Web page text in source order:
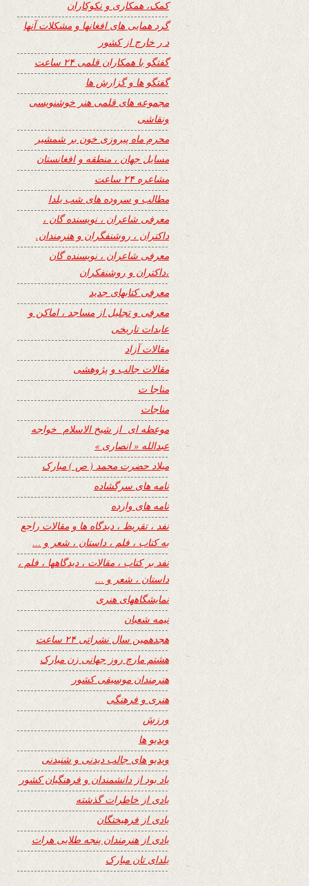
کمک، همکاری و نکوکاران
گرد همایی های افغانها و مشکلات آنها
د ر خارج از کشور
گفتگو با همکاران قلمی ۲۴ ساعت
گفتگو ها و گزارش ها
مجموعه های قلمی هنر خوشنویسی
ونقاشی
محرم ماه پیروزی خون بر شمشیر
مسایل جهان ، منطقه و افغانستان
مشاعره ۲۴ ساعت
مطالب و سروده های شب یلدا
معرفی شاعران ، نویسنده گان ،
داکتران ، روشنفگران و هنرمندان.
معرفی شاعران ، نویسنده گان
،داکتران و روشنفکران
معرفی کتابهای جدید
معرفی و تجلیل از مساجد ، اماکن و
عابدات تاریخی
مقالات آزاد
مقالات جالب و پژوهشی
مناجا ت
مناجات
موعظه ای از شیخ الاسلام خواجه
عبدالله « انصاری »
میلاد حضرت محمد ( ص ) مبارک
نامه های سرگشاده
نامه های وارده
نفد ، تقریظ ، دیدگاه ها و مقالات راجع
به کتاب ، فلم ، داستان ، شعر و …
نفد بر کتاب ، مقالات ، دیدگاهها ، فلم ،
داستان ، شعر و …
نمایشگاههای هنری
نیمه شعبان
هجدهمین سال نشراتی ۲۴ ساعت
هشتم مارچ روز جهانی زن مبارک
هنرمندان موسیقی کشور
هنری و فرهنگی
ورزش
ویدیو ها
ویدیو های جالب دیدنی و شنیدنی
یاد بود از دانشمندان و فرهنگیان کشور
یادی از خاطرات گذشته
یادی از فرهیختگان
یادی از هنرمندان پنجه طلایی هرات
یلدای تان مبارک